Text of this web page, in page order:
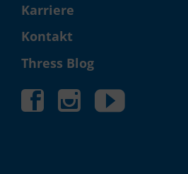
Karriere
Kontakt
Thress Blog